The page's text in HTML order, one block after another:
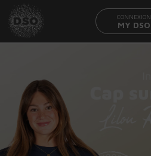
CONNEXION
MY DSO